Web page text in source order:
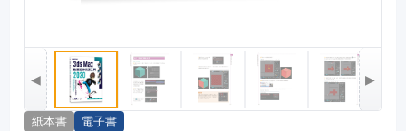
◀ ▶
紙本書 電子書